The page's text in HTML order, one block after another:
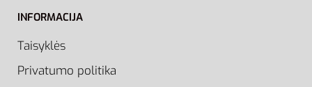
INFORMACIJA
Taisyklės
Privatumo politika